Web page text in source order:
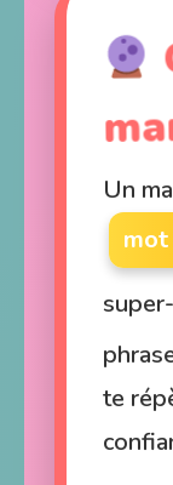
Un
mot
te